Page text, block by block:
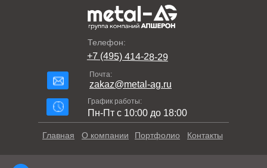
Телефон:
+7 (495) 414-28-29
Почта:
zakaz@metal-ag.ru
График работы:
Пн-Пт с 10:00 до 18:00
Контакты
Портфолио
О компании
Главная